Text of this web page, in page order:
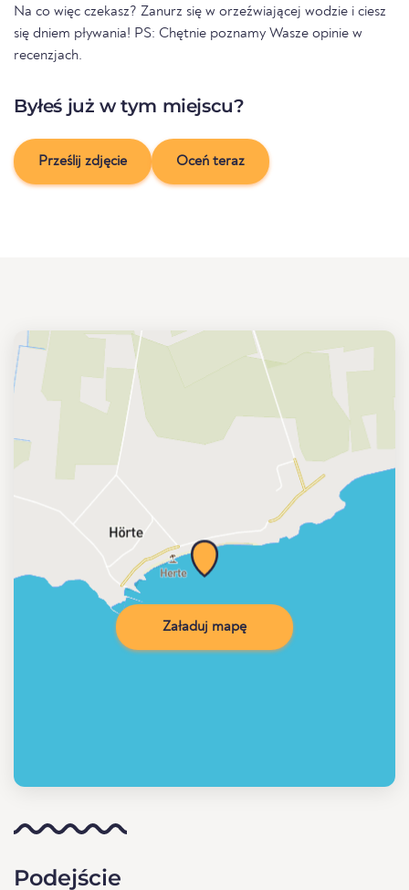
Na co więc czekasz? Zanurz się w orzeźwiającej wodzie i ciesz
się dniem pływania! PS: Chętnie poznamy Wasze opinie w
recenzjach.
Byłeś już w tym miejscu?
Prześlij zdjęcie Oceń teraz
Załaduj mapę
Podejście